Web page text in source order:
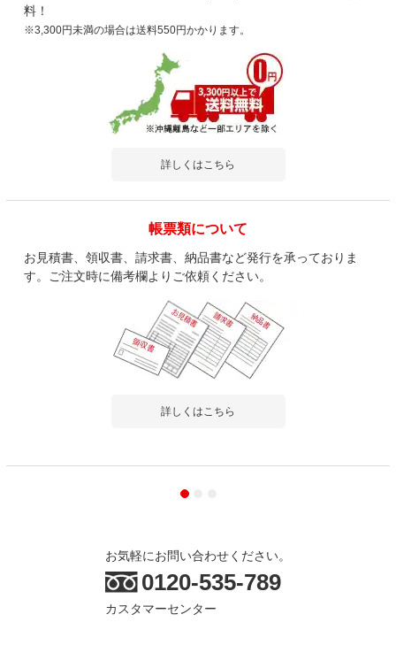
料！
※3,300円未満の場合は送料550円かかります。
詳しくはこちら
帳票類について
お見積書、領収書、請求書、納品書など発行を承っておりま
す。ご注文時に備考欄よりご依頼ください。
詳しくはこちら
お気軽にお問い合わせください。
0120-535-789
カスタマーセンター